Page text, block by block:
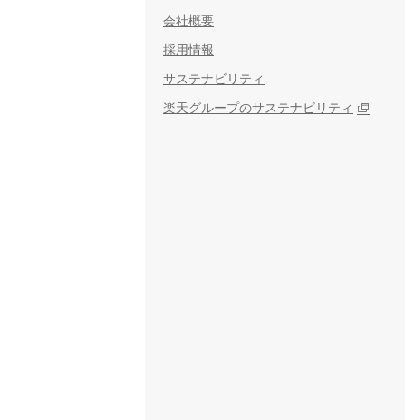
会社概要
採用情報
サステナビリティ
楽天グループのサステナビリティ